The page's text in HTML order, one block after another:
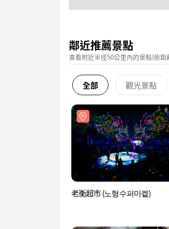
鄰近推薦景點
查看附近半徑50公里內的景點(依距
全部 觀光景點
老衡超市 (노형수퍼마켙)